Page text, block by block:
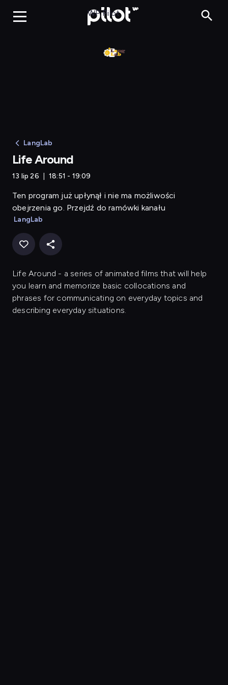
Life Around
WP Pilot
LangLab
Life Around
13 lip 26 18:51 - 19:09
Ten program już upłynął i nie ma możliwości
obejrzenia go. Przejdź do ramówki kanału
LangLab
Life Around - a series of animated films that will help
you learn and memorize basic collocations and
phrases for communicating on everyday topics and
describing everyday situations.